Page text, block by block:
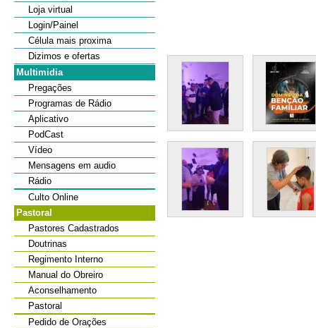
Loja virtual
Login/Painel
Célula mais proxima
Dizimos e ofertas
Multimidia
Pregações
Programas de Rádio
Aplicativo
PodCast
Vídeo
Mensagens em audio
Rádio
Culto Online
Pastoral
Pastores Cadastrados
Doutrinas
Regimento Interno
Manual do Obreiro
Aconselhamento
Pastoral
Pedido de Orações